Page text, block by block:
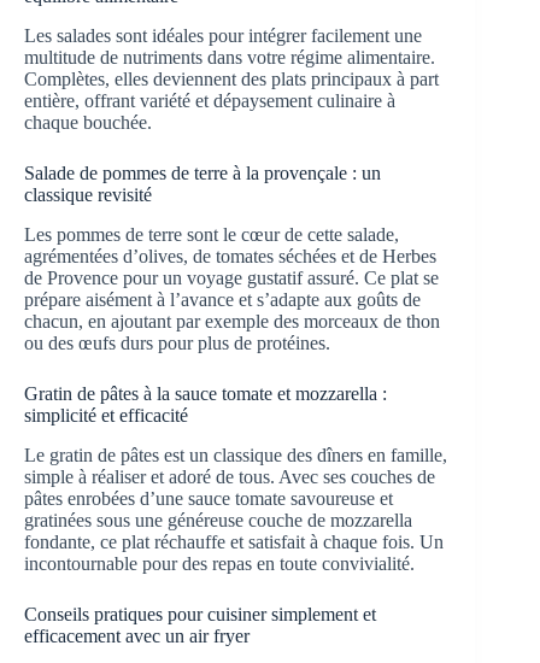
Les salades sont idéales pour intégrer facilement une
multitude de nutriments dans votre régime alimentaire.
Complètes, elles deviennent des plats principaux à part
entière, offrant variété et dépaysement culinaire à
chaque bouchée.
Salade de pommes de terre à la provençale : un
classique revisité
Les pommes de terre sont le cœur de cette salade,
agrémentées d’olives, de tomates séchées et de Herbes
de Provence pour un voyage gustatif assuré. Ce plat se
prépare aisément à l’avance et s’adapte aux goûts de
chacun, en ajoutant par exemple des morceaux de thon
ou des œufs durs pour plus de protéines.
Gratin de pâtes à la sauce tomate et mozzarella :
simplicité et efficacité
Le gratin de pâtes est un classique des dîners en famille,
simple à réaliser et adoré de tous. Avec ses couches de
pâtes enrobées d’une sauce tomate savoureuse et
gratinées sous une généreuse couche de mozzarella
fondante, ce plat réchauffe et satisfait à chaque fois. Un
incontournable pour des repas en toute convivialité.
Conseils pratiques pour cuisiner simplement et
efficacement avec un air fryer